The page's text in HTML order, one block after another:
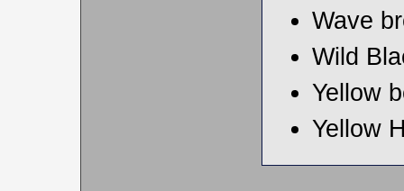
Wave
Wild
Yellow
Yellow